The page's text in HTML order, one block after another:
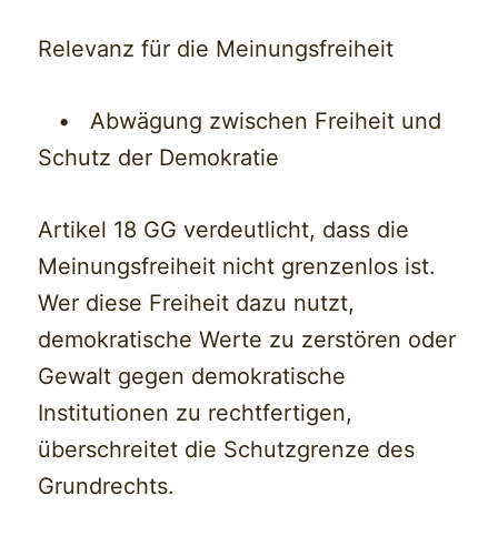
Relevanz für die Meinungsfreiheit
• Abwägung zwischen Freiheit und
Schutz der Demokratie
Artikel 18 GG verdeutlicht, dass die
Meinungsfreiheit nicht grenzenlos ist.
Wer diese Freiheit dazu nutzt,
demokratische Werte zu zerstören oder
Gewalt gegen demokratische
Institutionen zu rechtfertigen,
überschreitet die Schutzgrenze des
Grundrechts.